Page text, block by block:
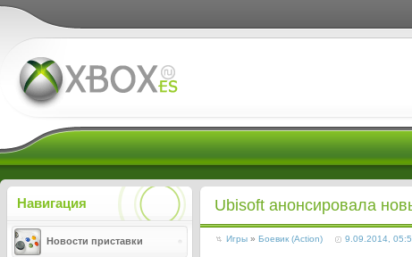
Ubisoft анонсировала
Игры » Боевик (Action) 9.09.2014,
Навигация
Новости приставки